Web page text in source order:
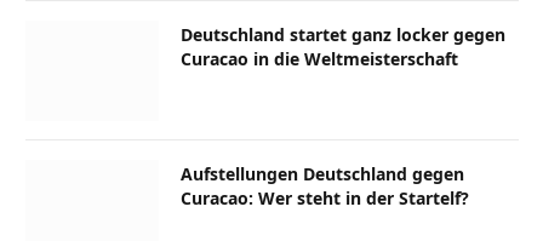
Deutschland startet ganz locker gegen
Curacao in die Weltmeisterschaft
Aufstellungen Deutschland gegen
Curacao: Wer steht in der Startelf?